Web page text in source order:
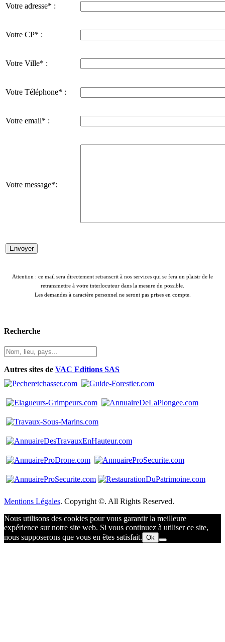
Votre adresse* :
Votre CP* :
Votre Ville* :
Votre Téléphone* :
Votre email* :
Votre message*:
Attention : ce mail sera directement retranscrit à nos services qui se fera un plaisir de le
retransmettre à votre interlocuteur dans la mesure du possible.
Les demandes à caractère personnel ne seront pas prises en compte.
Recherche
Autres sites de VAC Editions SAS
Mentions Légales. Copyright ©. All Rights Reserved.
Nous utilisons des cookies pour vous garantir la meilleure
expérience sur notre site web. Si vous continuez à utiliser ce site,
nous supposerons que vous en êtes satisfait. Ok